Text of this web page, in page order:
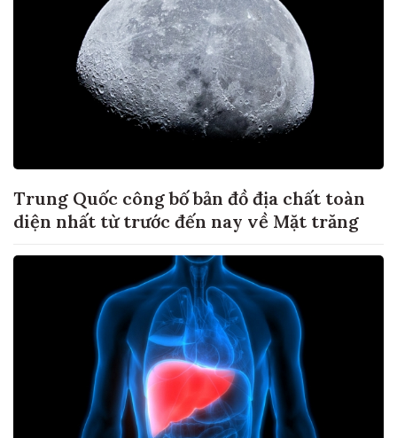
Trung Quốc công bố bản đồ địa chất toàn
diện nhất từ trước đến nay về Mặt trăng